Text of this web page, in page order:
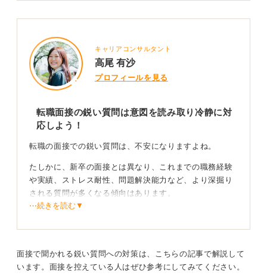
キャリアコンサルタント
高尾 有沙
プロフィールを見る
転職面接の鋭い質問は意図を読み取り冷静に対
応しよう！
転職の面接での鋭い質問は、不安になりますよね。
たしかに、新卒の面接とは異なり、これまでの職務経験
や実績、ストレス耐性、問題解決能力など、より深掘り
される質問が多くなる傾向はあります。
らどう改善しますか？ 」「〇〇さんを採用するメリット
は何ですか？ 」といった質問が考えられるでしょう。
⋯続きを読む▼
面接で聞かれる鋭い質問への対策は、こちらの記事で解説して
います。面接を控えている人はぜひ参考にしてみてください。